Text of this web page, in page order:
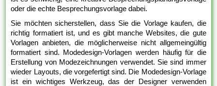
oder die echte Besprechungsvorlage dabei.
Sie möchten sicherstellen, dass Sie die Vorlage kaufen, die
richtig formatiert ist, und es gibt manche Websites, die gute
Vorlagen anbieten, die möglicherweise nicht allgemeingültig
formatiert sind. Modedesign-Vorlagen werden häufig für die
Erstellung von Modezeichnungen verwendet. Sie sind immer
wieder Layouts, die vorgefertigt sind. Die Modedesign-Vorlage
ist ein wichtiges Werkzeug, das der Designer verwenden